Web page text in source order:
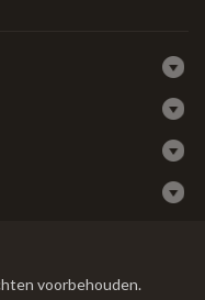
voorbehouden.